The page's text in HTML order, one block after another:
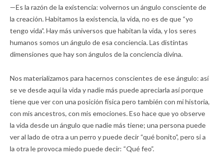
—Es la razón de la existencia: volvernos un ángulo consciente de
la creación. Habitamos la existencia, la vida, no es de que “yo
tengo vida”. Hay más universos que habitan la vida, y los seres
humanos somos un ángulo de esa conciencia. Las distintas
dimensiones que hay son ángulos de la conciencia divina.
Nos materializamos para hacernos conscientes de ese ángulo: así
se ve desde aquí la vida y nadie más puede apreciarla así porque
tiene que ver con una posición física pero también con mi historia,
con mis ancestros, con mis emociones. Eso hace que yo observe
la vida desde un ángulo que nadie más tiene; una persona puede
ver al lado de otra a un perro y puede decir “qué bonito”, pero si a
la otra le provoca miedo puede decir: “Qué feo”.